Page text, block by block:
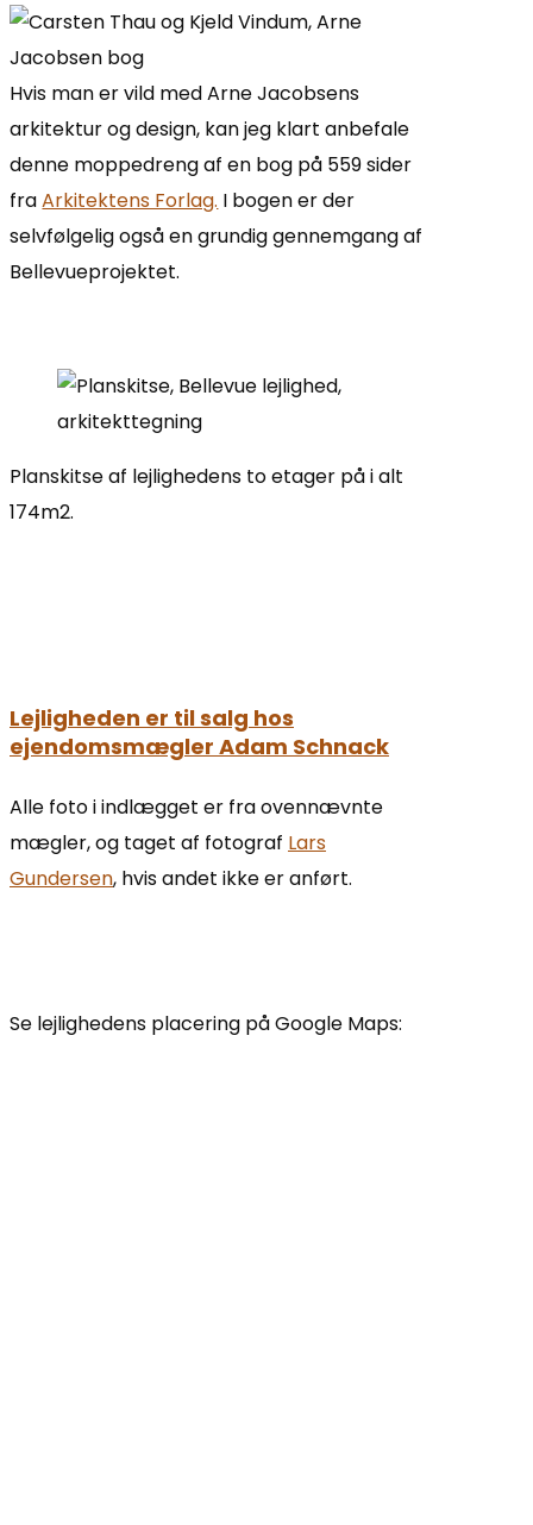
Hvis man er vild med Arne Jacobsens
arkitektur og design, kan jeg klart anbefale
denne moppedreng af en bog på 559 sider
fraArkitektens Forlag. I bogen er der
selvfølgelig også en grundig gennemgang af
Bellevueprojektet.
Planskitse af lejlighedens to etager på i alt
174m2.
Lejligheden er til salg hos
ejendomsmægler Adam Schnack
Alle foto i indlægget er fra ovennævnte
mægler, og taget af fotograf Lars
Gundersen, hvis andet ikke er anført.
Se lejlighedens placering på Google Maps: